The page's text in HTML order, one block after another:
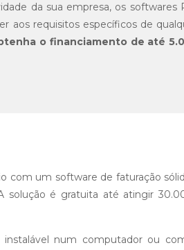
da sua empresa, os softwares
aos requisitos específicos de
o financiamento de até
com um software de faturação
solução é gratuita até atingir
instalável num computador ou